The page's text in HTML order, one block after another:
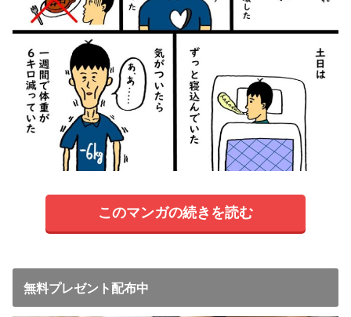
このマンガの続きを読む
無料プレゼント配布中